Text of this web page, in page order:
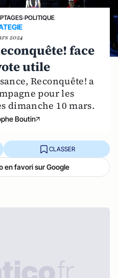
›POLITIQUE
2024
face
utile
Reconquête! a
pour les
dimanche 10 mars.
Boutin
CLASSER
en favori sur Google